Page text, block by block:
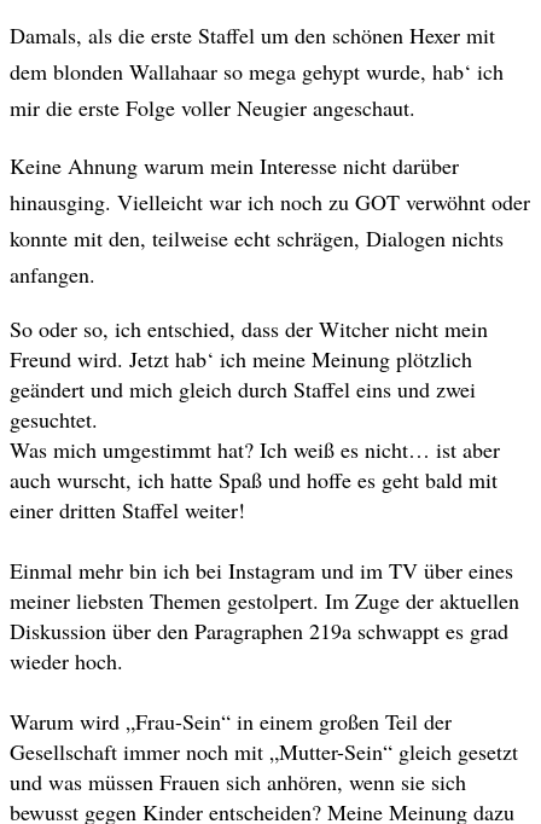
Damals, als die erste Staffel um den schönen Hexer mit
dem blonden Wallahaar so mega gehypt wurde, hab‘ ich
mir die erste Folge voller Neugier angeschaut.
Keine Ahnung warum mein Interesse nicht darüber
hinausging. Vielleicht war ich noch zu GOT verwöhnt oder
konnte mit den, teilweise echt schrägen, Dialogen nichts
anfangen.
So oder so, ich entschied, dass der Witcher nicht mein
Freund wird. Jetzt hab‘ ich meine Meinung plötzlich
geändert und mich gleich durch Staffel eins und zwei
gesuchtet.
Was mich umgestimmt hat? Ich weiß es nicht… ist aber
auch wurscht, ich hatte Spaß und hoffe es geht bald mit
einer dritten Staffel weiter!
Einmal mehr bin ich bei Instagram und im TV über eines
meiner liebsten Themen gestolpert. Im Zuge der aktuellen
Diskussion über den Paragraphen 219a schwappt es grad
wieder hoch.
Warum wird „Frau-Sein“ in einem großen Teil der
Gesellschaft immer noch mit „Mutter-Sein“ gleich gesetzt
und was müssen Frauen sich anhören, wenn sie sich
bewusst gegen Kinder entscheiden? Meine Meinung dazu